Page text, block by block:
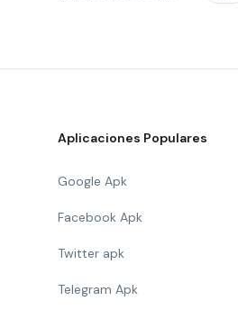
Aplicaciones Populares
Google Apk
Facebook Apk
Twitter apk
Telegram Apk